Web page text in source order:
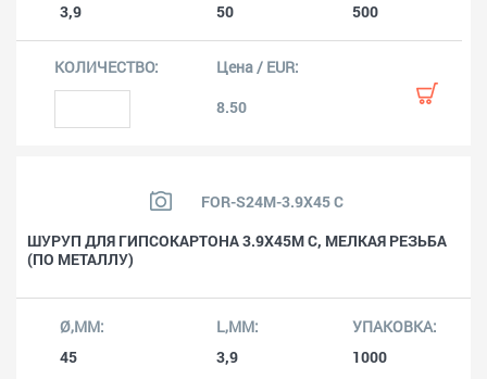
3,9 50 500
8.50
FOR-S24M-3.9X45 C
ШУРУП ДЛЯ ГИПСОКАРТОНА 3.9X45M C, МЕЛКАЯ РЕЗЬБА
(ПО МЕТАЛЛУ)
45 3,9 1000